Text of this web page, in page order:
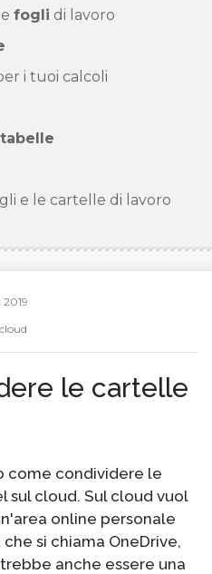
e fogli di lavoro
i tuoi calcoli
tabelle
e le cartelle di lavoro
2019
le cartelle
come condividere le
sul cloud. Sul cloud vuol
online personale
si chiama OneDrive,
anche essere una